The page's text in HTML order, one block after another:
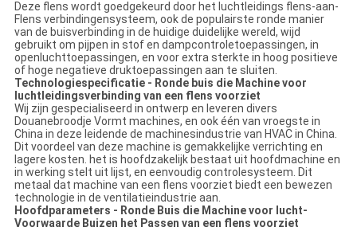
Deze flens wordt goedgekeurd door het luchtleidings flens-aan-
Flens verbindingensysteem, ook de populairste ronde manier
van de buisverbinding in de huidige duidelijke wereld, wijd
gebruikt om pijpen in stof en dampcontroletoepassingen, in
openluchttoepassingen, en voor extra sterkte in hoog positieve
of hoge negatieve druktoepassingen aan te sluiten.
Technologiespecificatie - Ronde buis die Machine voor
luchtleidingsverbinding van een flens voorziet
Wij zijn gespecialiseerd in ontwerp en leveren divers
Douanebroodje Vormt machines, en ook één van vroegste in
China in deze leidende de machinesindustrie van HVAC in China.
Dit voordeel van deze machine is gemakkelijke verrichting en
lagere kosten. het is hoofdzakelijk bestaat uit hoofdmachine en
in werking stelt uit lijst, en eenvoudig controlesysteem. Dit
metaal dat machine van een flens voorziet biedt een bewezen
technologie in de ventilatieindustrie aan.
Hoofdparameters - Ronde Buis die Machine voor lucht-
Voorwaarde Buizen het Passen van een flens voorziet